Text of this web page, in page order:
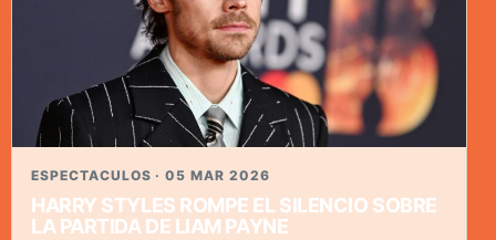
ESPECTACULOS · 05 MAR 2026
HARRY STYLES ROMPE EL SILENCIO SOBRE
LA PARTIDA DE LIAM PAYNE